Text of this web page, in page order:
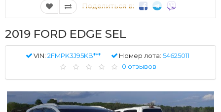
Поделиться в:
2019 FORD EDGE SEL
VIN: 2FMPK3J95KB*** Номер лота: 54625011
0 отзывов